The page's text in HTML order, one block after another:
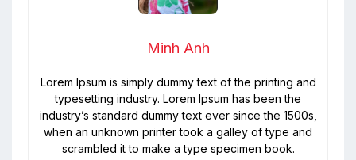
Minh Anh
Lorem Ipsum is simply dummy text of the printing and
typesetting industry. Lorem Ipsum has been the
industry’s standard dummy text ever since the 1500s,
when an unknown printer took a galley of type and
scrambled it to make a type specimen book.